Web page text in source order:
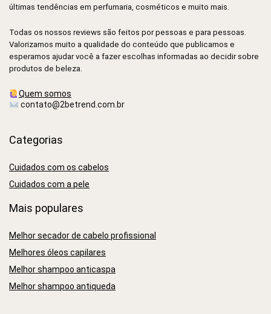
últimas tendências em perfumaria, cosméticos e muito mais.
Todas os nossos reviews são feitos por pessoas e para pessoas.
Valorizamos muito a qualidade do conteúdo que publicamos e
esperamos ajudar você a fazer escolhas informadas ao decidir sobre
produtos de beleza.
Quem somos
contato@2betrend.com.br
Categorias
Cuidados com os cabelos
Cuidados com a pele
Mais populares
Melhor secador de cabelo profissional
Melhores óleos capilares
Melhor shampoo anticaspa
Melhor shampoo antiqueda